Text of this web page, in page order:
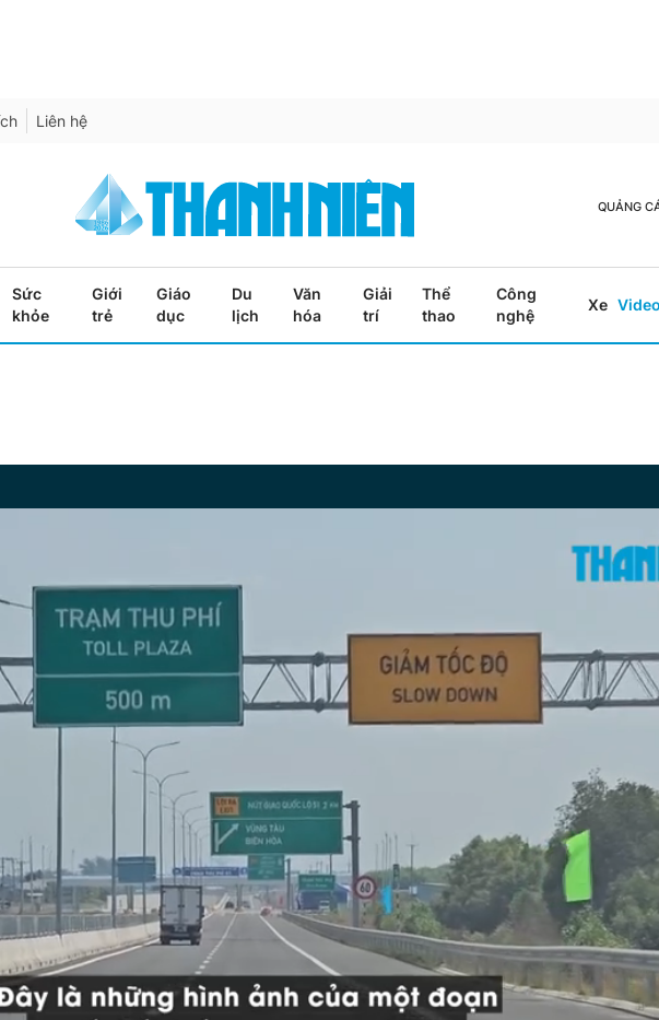
Liên hệ
QUẢNG
Sức
khỏe
Giới
trẻ
Giáo
dục
Du
lịch
Văn
hóa
Giải
trí
Thể
thao
Công
nghệ
Xe Video